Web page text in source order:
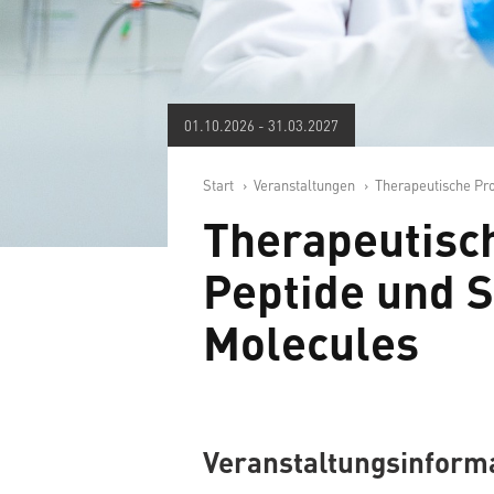
01.10.2026 - 31.03.2027
Start Veranstaltungen Therapeutische
Peptide und
Molecules